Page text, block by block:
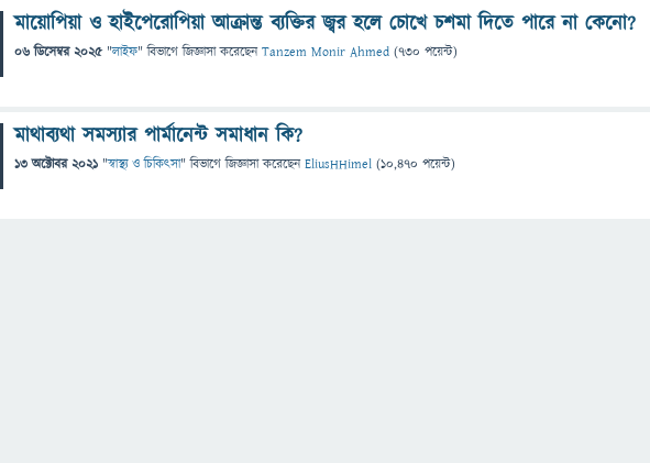
মায়োপিয়া ও হাইপেরোপিয়া আক্রান্ত ব্যক্তির জ্বর হলে চোখে চশমা দিতে পারে না কেনো?
06 ডিসেম্বর 2025 "লাইফ" বিভাগে জিজ্ঞাসাকরেছেনTanzem Monir Ahmed (730 পয়েন্ট)
মাথাব্যথা সমস্যার পার্মানেন্ট সমাধান কি?
13 অক্টোবর 2021 "স্বাস্থ্য ও চিকিৎসা" বিভাগে জিজ্ঞাসাকরেছেনEliusHHimel (10,470 পয়েন্ট)